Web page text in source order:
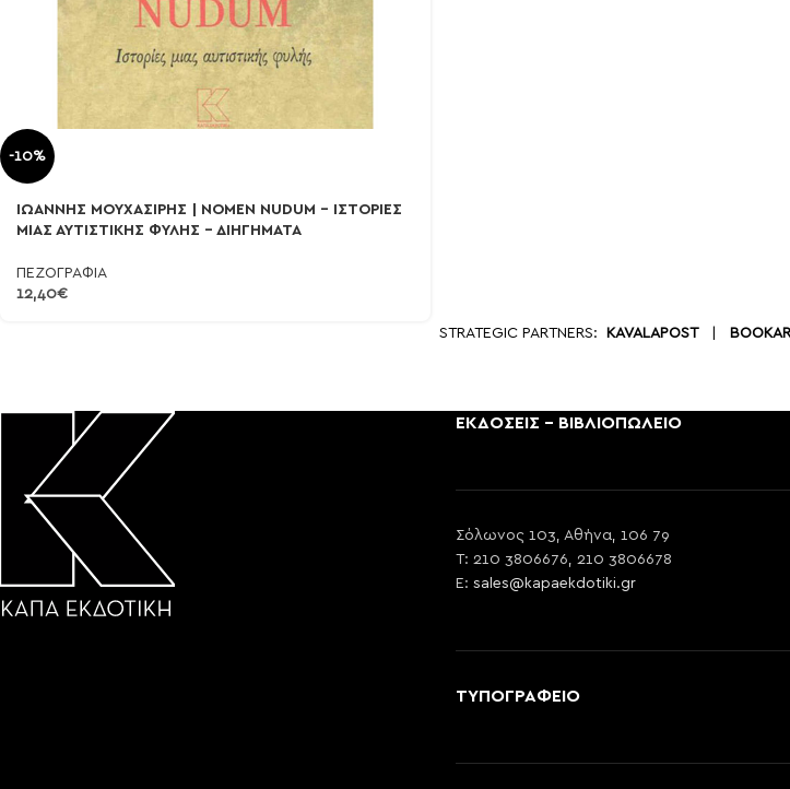
-10%
ΙΩΑΝΝΗΣ ΜΟΥΧΑΣΙΡΗΣ | NOMEN NUDUM – ΙΣΤΟΡΙΕΣ
ΜΙΑΣ ΑΥΤΙΣΤΙΚΗΣ ΦΥΛΗΣ – ΔΙΗΓΗΜΑΤΑ
ΠΕΖΟΓΡΑΦΙΑ
12,40€
STRATEGIC PARTNERS: KAVALAPOST|
ΕΚΔΟΣΕΙΣ - ΒΙΒΛΙΟΠΩΛΕΙΟ
Σόλωνος 103, Αθήνα, 106 79
T: 210 3806676, 210 3806678
E:sales@kapaekdotiki.gr
ΤΥΠΟΓΡΑΦΕΙΟ